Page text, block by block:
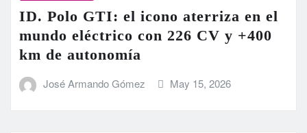
ID. Polo GTI: el icono aterriza en el
mundo eléctrico con 226 CV y +400
km de autonomía
José Armando Gómez May 15, 2026